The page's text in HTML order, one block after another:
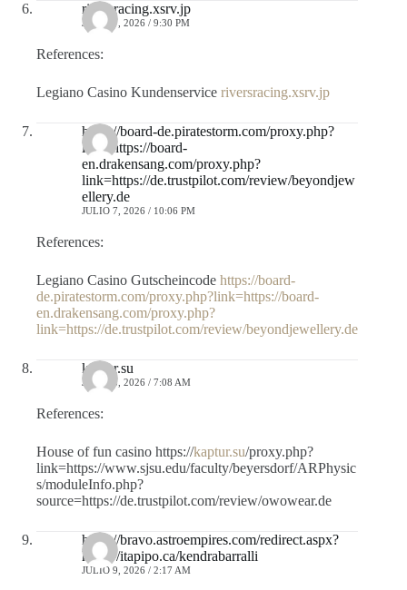
riversracing.xsrv.jp
JULIO 7, 2026 / 9:30 PM
References:
Legiano Casino Kundenservice riversracing.xsrv.jp
https://board-de.piratestorm.com/proxy.php?
link=https://board-
en.drakensang.com/proxy.php?
link=https://de.trustpilot.com/review/beyondjew
ellery.de
JULIO 7, 2026 / 10:06 PM
References:
Legiano Casino Gutscheincode https://board-
de.piratestorm.com/proxy.php?link=https://board-
en.drakensang.com/proxy.php?
link=https://de.trustpilot.com/review/beyondjewellery.de
kaptur.su
JULIO 8, 2026 / 7:08 AM
References:
House of fun casino https://kaptur.su/proxy.php?
link=https://www.sjsu.edu/faculty/beyersdorf/ARPhysic
s/moduleInfo.php?
source=https://de.trustpilot.com/review/owowear.de
https://bravo.astroempires.com/redirect.aspx?
https://itapipo.ca/kendrabarralli
JULIO 9, 2026 / 2:17 AM